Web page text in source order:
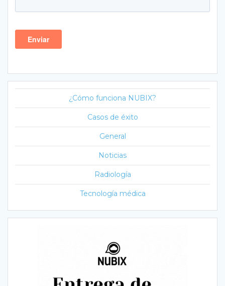
¿Cómo funciona NUBIX?
Casos de éxito
General
Noticias
Radiología
Tecnología médica